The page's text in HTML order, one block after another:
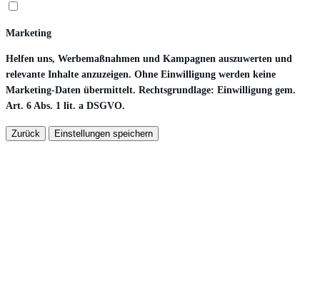
Marketing
Helfen uns, Werbemaßnahmen und Kampagnen auszuwerten und
relevante Inhalte anzuzeigen. Ohne Einwilligung werden keine
Marketing-Daten übermittelt. Rechtsgrundlage: Einwilligung gem.
Art. 6 Abs. 1 lit. a DSGVO.
Zurück Einstellungen speichern